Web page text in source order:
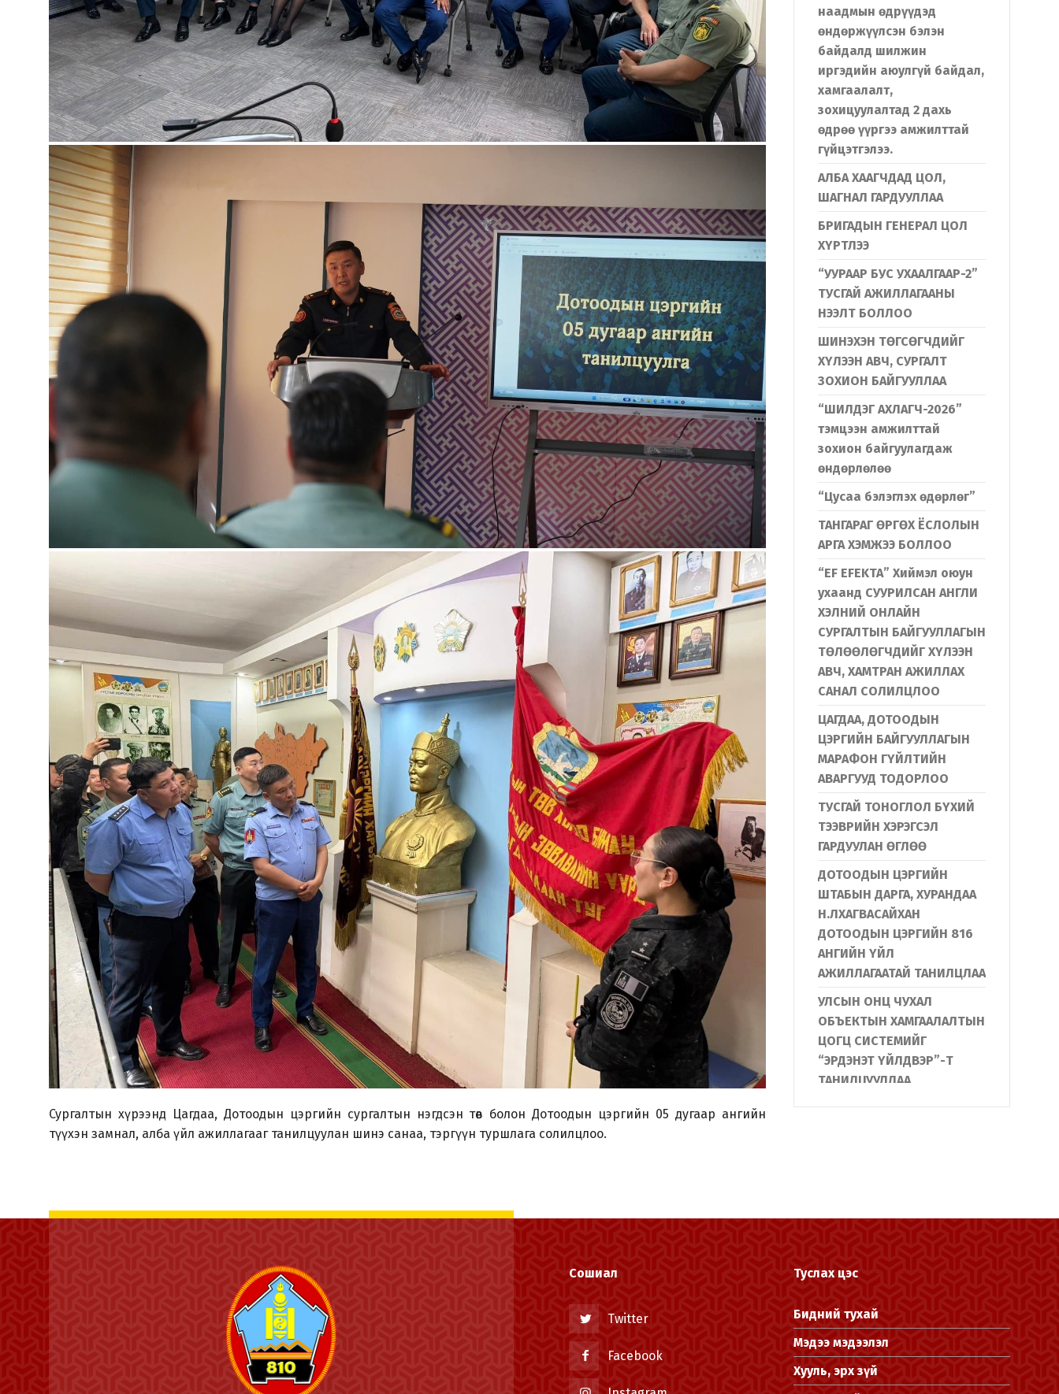
Сургалтын хүрээнд Цагдаа, Дотоодын цэргийн сургалтын нэгдсэн төв болон Дотоодын цэргийн 05 дугаар ангийн
түүхэн замнал, алба үйл ажиллагааг танилцуулан шинэ санаа, тэргүүн туршлага солилцлоо.
наадмын өдрүүдэд
өндөржүүлсэн бэлэн
байдалд шилжин
иргэдийн аюулгүй байдал,
хамгаалалт,
зохицуулалтад 2 дахь
өдрөө үүргээ амжилттай
гүйцэтгэлээ.
АЛБА ХААГЧДАД ЦОЛ,
ШАГНАЛ ГАРДУУЛЛАА
БРИГАДЫН ГЕНЕРАЛ ЦОЛ
ХҮРТЛЭЭ
“УУРААР БУС УХААЛГААР-2”
ТУСГАЙ АЖИЛЛАГААНЫ
НЭЭЛТ БОЛЛОО
ШИНЭХЭН ТӨГСӨГЧДИЙГ
ХҮЛЭЭН АВЧ, СУРГАЛТ
ЗОХИОН БАЙГУУЛЛАА
“ШИЛДЭГ АХЛАГЧ-2026”
тэмцээн амжилттай
зохион байгуулагдаж
өндөрлөлөө
“Цусаа бэлэглэх өдөрлөг”
ТАНГАРАГ ӨРГӨХ ЁСЛОЛЫН
АРГА ХЭМЖЭЭ БОЛЛОО
“EF EFEKTA” Хиймэл оюун
ухаанд СУУРИЛСАН АНГЛИ
ХЭЛНИЙ ОНЛАЙН
СУРГАЛТЫН БАЙГУУЛЛАГЫН
ТӨЛӨӨЛӨГЧДИЙГ ХҮЛЭЭН
АВЧ, ХАМТРАН АЖИЛЛАХ
САНАЛ СОЛИЛЦЛОО
ЦАГДАА, ДОТООДЫН
ЦЭРГИЙН БАЙГУУЛЛАГЫН
МАРАФОН ГҮЙЛТИЙН
АВАРГУУД ТОДОРЛОО
ТУСГАЙ ТОНОГЛОЛ БҮХИЙ
ТЭЭВРИЙН ХЭРЭГСЭЛ
ГАРДУУЛАН ӨГЛӨӨ
ДОТООДЫН ЦЭРГИЙН
ШТАБЫН ДАРГА, ХУРАНДАА
Н.ЛХАГВАСАЙХАН
ДОТООДЫН ЦЭРГИЙН 816
АНГИЙН ҮЙЛ
АЖИЛЛАГААТАЙ ТАНИЛЦЛАА
УЛСЫН ОНЦ ЧУХАЛ
ОБЪЕКТЫН ХАМГААЛАЛТЫН
ЦОГЦ СИСТЕМИЙГ
“ЭРДЭНЭТ ҮЙЛДВЭР”-Т
ТАНИЛЦУУЛЛАА
аварга шалгаруулах
амжилттай оролцлоо
БАЙГУУЛЛАГА ЮНИТЕЛ
ГРУППТЭЙ ХАМТРАН АЛБА
ХААГЧДАД “НИСГЭГЧГҮЙ
НИСЭХ ТӨХӨӨРӨМЖ”-ИЙН
Сошиал
Twitter
Facebook
Туслах цэс
Бидний тухай
Мэдээ мэдээлэл
Хууль, эрх зүй
Хэл солих
Монгол